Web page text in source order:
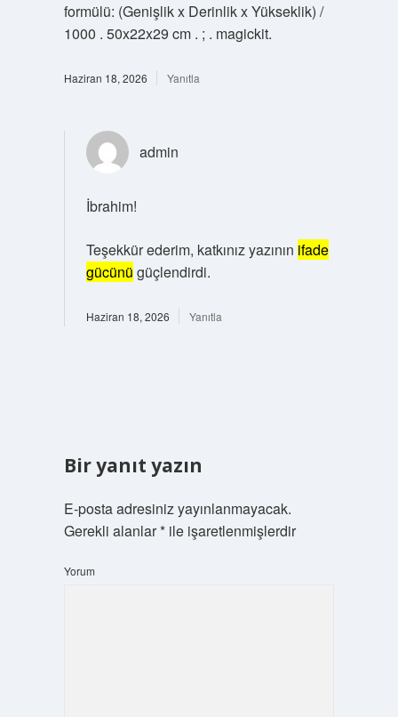
formülü: (Genişlik x Derinlik x Yükseklik) /
1000 . 50x22x29 cm . ; . magickit.
Haziran 18, 2026 Yanıtla
admin
İbrahim!
Teşekkür ederim, katkınız yazının ifade
gücünü güçlendirdi.
Haziran 18, 2026 Yanıtla
Bir yanıt yazın
E-posta adresiniz yayınlanmayacak.
Gerekli alanlar*ile işaretlenmişlerdir
Yorum